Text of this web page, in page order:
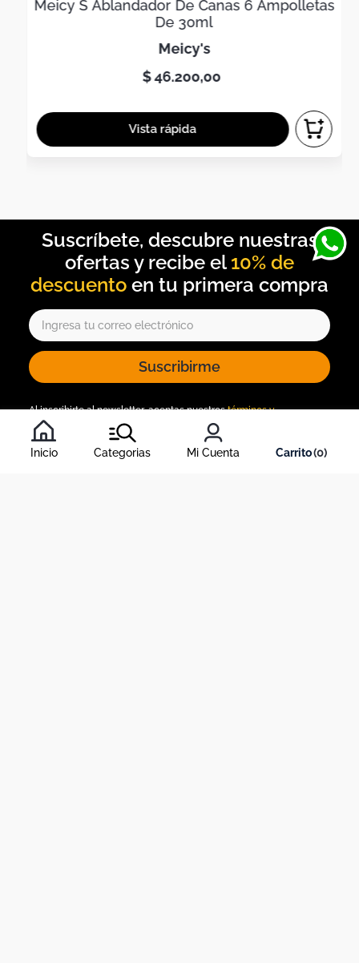
Inicio Categorias Mi Cuenta 0
Meicy S Ablandador De Canas 6 Ampolletas
De 30ml
meicy's
$46.200,00
10% de
descuento
Suscribirme
Al inscribirte al newsletter, aceptas nuestrostérminos y
condiciones
, y nuestra política de tratamiento de información